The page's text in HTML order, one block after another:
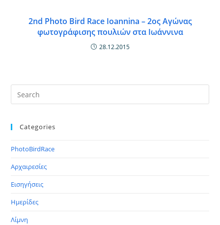
2nd Photo Bird Race Ioannina – 2ος Αγώνας
φωτογράφισης πουλιών στα Ιωάννινα
28.12.2015
Categories
PhotoBirdRace
Αρχαιρεσίες
Εισηγήσεις
Ημερίδες
Λίμνη